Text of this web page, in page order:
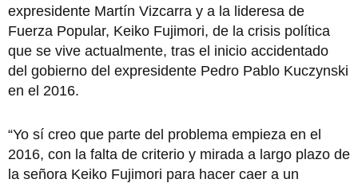
expresidente Martín Vizcarra y a la lideresa de
Fuerza Popular, Keiko Fujimori, de la crisis política
que se vive actualmente, tras el inicio accidentado
del gobierno del expresidente Pedro Pablo Kuczynski
en el 2016.
“Yo sí creo que parte del problema empieza en el
2016, con la falta de criterio y mirada a largo plazo de
la señora Keiko Fujimori para hacer caer a un